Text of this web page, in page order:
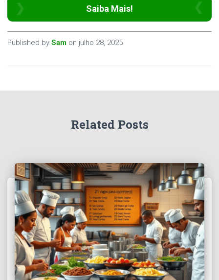
Saiba Mais!
Published by Sam on julho 28, 2025
Related Posts